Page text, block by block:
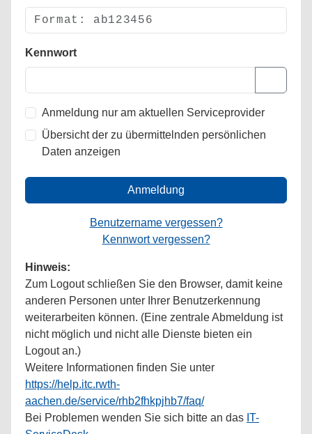
Kennwort
Anmeldung nur am aktuellen Serviceprovider
Übersicht der zu übermittelnden persönlichen
Daten anzeigen
Anmeldung
Benutzername vergessen?
Kennwort vergessen?
Hinweis:
Zum Logout schließen Sie den Browser, damit keine
anderen Personen unter Ihrer Benutzerkennung
weiterarbeiten können. (Eine zentrale Abmeldung ist
nicht möglich und nicht alle Dienste bieten ein
Logout an.)
Weitere Informationen finden Sie unter
https://help.itc.rwth-
aachen.de/service/rhb2fhkpjhb7/faq/
Bei Problemen wenden Sie sich bitte an das IT-